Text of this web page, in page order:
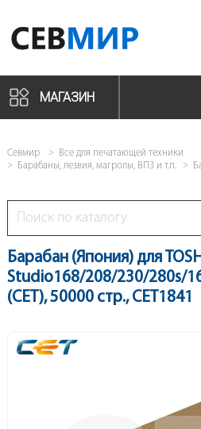
МАГАЗИН
Севмир
Все для печатающей техники
Барабаны, лезвия, магролы, ВПЗ и т.п.
Барабан (Япония) для
Studio168/208/230/280s/
(CET), 50000 стр., CET1841